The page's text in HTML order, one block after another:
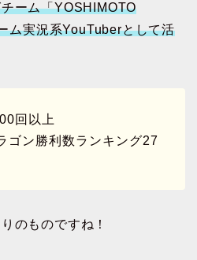
ーム「YOSHIMOTO
ム実況系YouTuberとして活
回以上
ゴン勝利数ランキング27
のものですね！